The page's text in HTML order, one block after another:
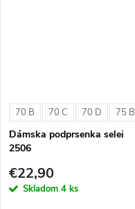
70 B 70 C 70 D 75 B
Dámska podprsenka selei
2506
€22,90
Skladom 4 ks